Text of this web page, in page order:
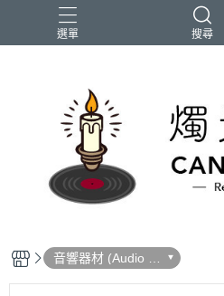
選單 搜尋
2026大港開唱 聖誕節
音響器材 (Audio E
quipment)